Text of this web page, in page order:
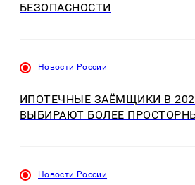
БЕЗОПАСНОСТИ
Новости России
ИПОТЕЧНЫЕ ЗАЁМЩИКИ В
ВЫБИРАЮТ БОЛЕЕ
Новости России